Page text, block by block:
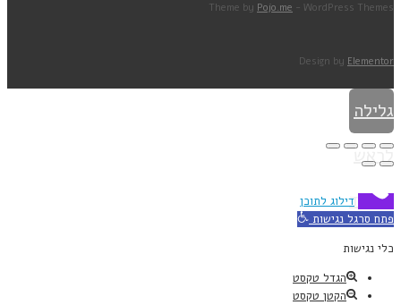
Theme by Pojo.me - WordPress Themes
Design by Elementor
גלילה
לראש
העמודדילוג לתוכן
פתח סרגל נגישות
כלי נגישות
הגדל טקסט
הקטן טקסט